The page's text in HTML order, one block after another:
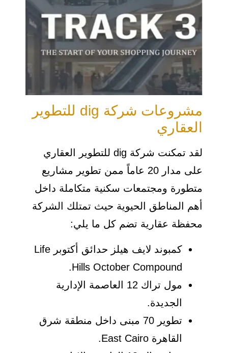
مشروعات شركة dig للتطوير
العقاري
لقد تمكنت شركة dig للتطوير العقاري
على مدار 20 عاماً ممن تطوير مشاريع
متطورة ومجتمعات سكنية متكاملة داخل
أهم المناطق الحيوية حيث تمتلك الشركة
محفظة عقارية تضم كل ما يلي:
كمبوند لايف هيلز حدائق أكتوبر Life
Hills October Compound.
مول تراك 12 العاصمة الإدارية
الجديدة.
تطوير 70 مبنى داخل منطقة شرق
القاهرة East Cairo.